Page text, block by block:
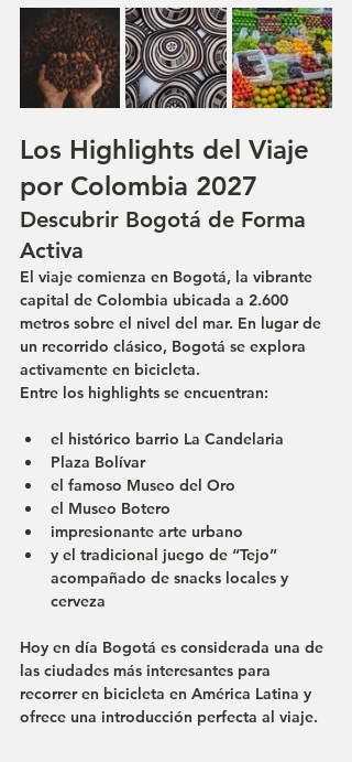
Los Highlights del Viaje
por Colombia 2027
Descubrir Bogotá de Forma
Activa
El viaje comienza en Bogotá, la vibrante
capital de Colombia ubicada a 2.600
metros sobre el nivel del mar. En lugar de
un recorrido clásico, Bogotá se explora
activamente en bicicleta.
Entre los highlights se encuentran:
el histórico barrio La Candelaria
Plaza Bolívar
el famoso Museo del Oro
el Museo Botero
impresionante arte urbano
y el tradicional juego de “Tejo”
acompañado de snacks locales y
cerveza
Hoy en día Bogotá es considerada una de
las ciudades más interesantes para
recorrer en bicicleta en América Latina y
ofrece una introducción perfecta al viaje.